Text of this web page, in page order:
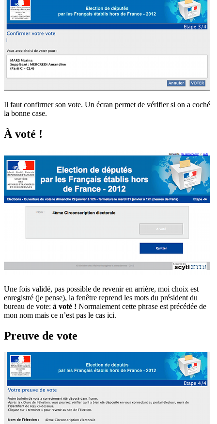
Il faut confirmer son vote. Un écran permet de vérifier si on a coché
la bonne case.
À voté !
Une fois validé, pas possible de revenir en arrière, moi choix est
enregistré (je pense), la fenêtre reprend les mots du président du
bureau de vote: à voté ! Normalement cette phrase est précédée de
mon nom mais ce n’est pas le cas ici.
Preuve de vote